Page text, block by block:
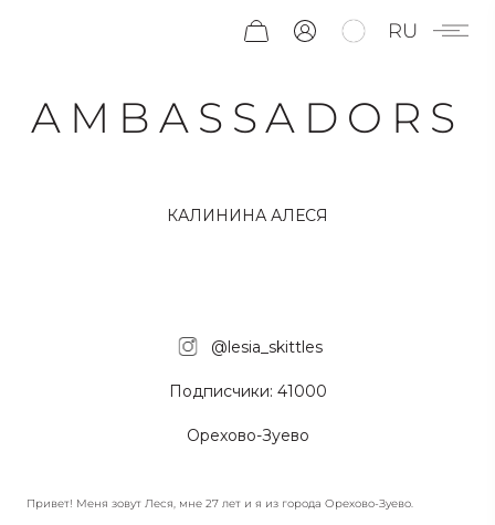
RU
AMBASSADORS
КАЛИНИНА АЛЕСЯ
@lesia_skittles
Подписчики: 41000
Орехово-Зуево
Привет! Меня зовут Леся, мне 27 лет и я из города Орехово-Зуево.